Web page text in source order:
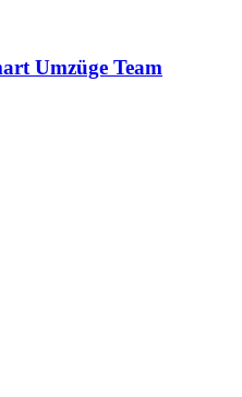
Umzüge Team